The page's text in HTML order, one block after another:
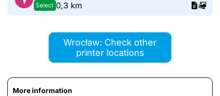
Select 0,3 km
Wrocław: Check other
printer locations
More information